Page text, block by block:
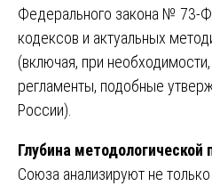
Федерального закона № 73-
кодексов и актуальных
(включая, при
регламенты, подобные
России).
Глубина методологической
Союза анализируют не